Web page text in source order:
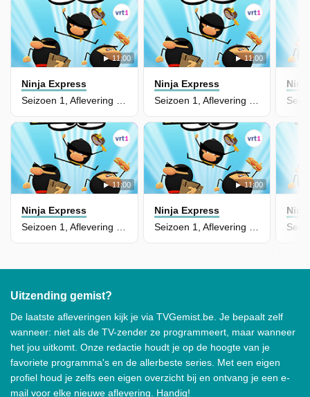
11:00
Ninja Express
Seizoen 1, Aflevering 47 - Tovertoernooi
11:00
Ninja Express
Seizoen 1, Aflevering 46 - Krachten Kwijt!?
11:00
Ninja Express
11:00
Ninja Express
Uitzending gemist?
De laatste afleveringen kijk je via TVGemist.be. Je bepaalt zelf
wanneer: niet als de TV-zender ze programmeert, maar wanneer
het jou uitkomt. Onze redactie houdt je op de hoogte van je
favoriete programma's en de allerbeste series. Met een eigen
profiel houd je zelfs een eigen overzicht bij en ontvang je een e-
mail voor elke nieuwe aflevering. Handig!